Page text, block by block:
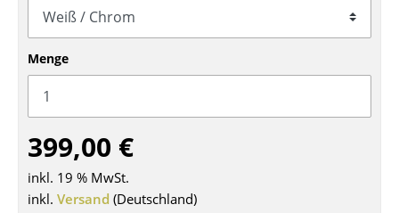
Bürodrehstühle
Bürosessel
Einzelteile
... alle Sitzmöbel
Tische
Menge
399,00 €
inkl. 19 % MwSt.
inkl. Versand (Deutschland)